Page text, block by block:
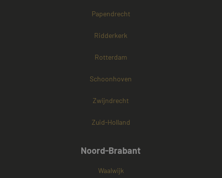
Papendrecht
Ridderkerk
Rotterdam
Schoonhoven
Zwijndrecht
Zuid-Holland
Noord-Brabant
Waalwijk